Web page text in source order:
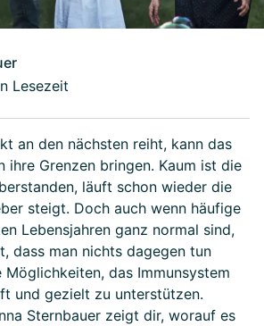
Lesezeit
an den nächsten reiht, kann das
ihre Grenzen bringen. Kaum ist die
läuft schon wieder die
steigt. Doch auch wenn häufige
Lebensjahren ganz normal sind,
dass man nichts dagegen tun
Möglichkeiten, das Immunsystem
und gezielt zu unterstützen.
Sternbauer zeigt dir, worauf es